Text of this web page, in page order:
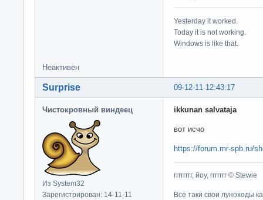
Yesterday it worked.
Today it is not working.
Windows is like that.
Неактивен
09-12-11 12:43:17
Surprise
Чистокровный виндеец
Из System32
Зарегистрирован: 14-11-11
ikkunan salvataja
вот исчо
https://forum.mr-spb.ru/
гггггггг, йоу, ггггггг © Stewie
Все таки свои луноходы